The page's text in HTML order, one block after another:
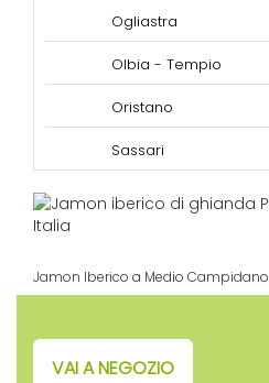
Ogliastra
Olbia - Tempio
Oristano
Sassari
Jamon Iberico a Medio Campidano
VAI A NEGOZIO